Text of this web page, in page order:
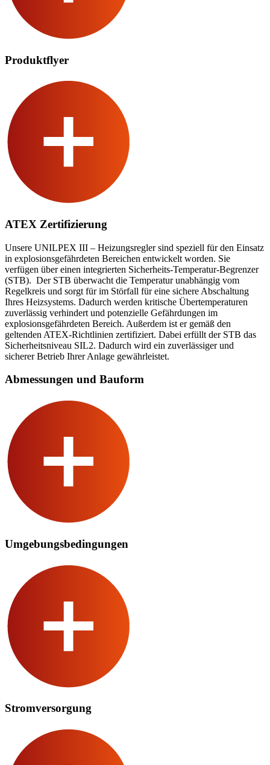
Produktflyer
ATEX Zertifizierung
Unsere UNILPEX III – Heizungsregler sind speziell für den Einsatz
in explosionsgefährdeten Bereichen entwickelt worden. Sie
verfügen über einen integrierten Sicherheits-Temperatur-Begrenzer
(STB). Der STB überwacht die Temperatur unabhängig vom
Regelkreis und sorgt für im Störfall für eine sichere Abschaltung
Ihres Heizsystems. Dadurch werden kritische Übertemperaturen
zuverlässig verhindert und potenzielle Gefährdungen im
explosionsgefährdeten Bereich. Außerdem ist er gemäß den
geltenden ATEX-Richtlinien zertifiziert. Dabei erfüllt der STB das
Sicherheitsniveau SIL2. Dadurch wird ein zuverlässiger und
sicherer Betrieb Ihrer Anlage gewährleistet.
Abmessungen und Bauform
Umgebungsbedingungen
Stromversorgung